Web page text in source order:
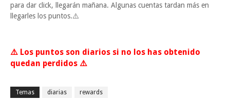
para dar click, llegarán mañana. Algunas cuentas tardan más en
llegarles los puntos.⚠️
⚠️ Los puntos son diarios si no los has obtenido
quedan perdidos ⚠️
Temas diarias rewards